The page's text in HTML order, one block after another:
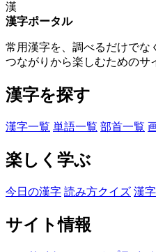
漢
漢字ポータル
常用漢字を、調べるだけでな
つながりから楽しむためのサ
漢字を探す
漢字一覧 単語一覧 部首一覧
楽しく学ぶ
今日の漢字 読み方クイズ 漢
サイト情報